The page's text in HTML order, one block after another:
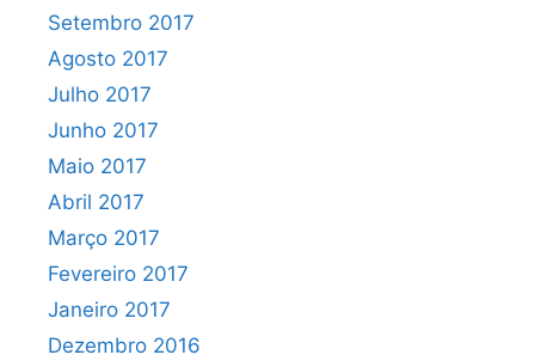
Setembro 2017
Agosto 2017
Julho 2017
Junho 2017
Maio 2017
Abril 2017
Março 2017
Fevereiro 2017
Janeiro 2017
Dezembro 2016